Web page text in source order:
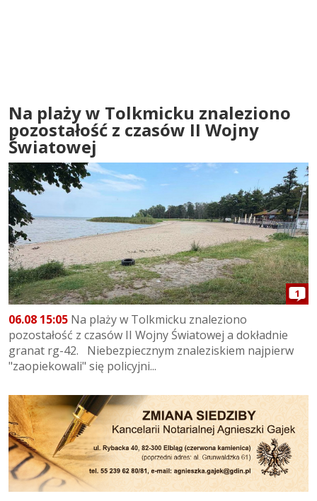
Na plaży w Tolkmicku znaleziono
pozostałość z czasów II Wojny
Światowej
1
06.08 15:05 Na plaży w Tolkmicku znaleziono
pozostałość z czasów II Wojny Światowej a dokładnie
granat rg-42. Niebezpiecznym znaleziskiem najpierw
"zaopiekowali" się policyjni...